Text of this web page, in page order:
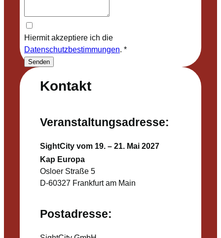
Kontakt
Veranstaltungsadresse:
SightCity vom 19. – 21. Mai 2027
Kap Europa
Osloer Straße 5
D-60327 Frankfurt am Main
Postadresse:
Hiermit akzeptiere ich die
Datenschutzbestimmungen *
Senden